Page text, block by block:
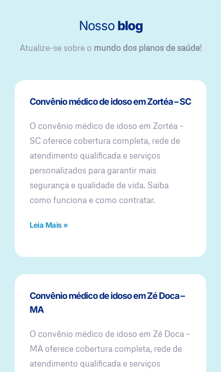
Nosso blog
Atualize-se sobre o mundo dos planos de saúde!
Convênio médico de idoso em Zortéa – SC
O convênio médico de idoso em Zortéa –
SC oferece cobertura completa, rede de
atendimento qualificada e serviços
personalizados para garantir mais
segurança e qualidade de vida. Saiba
como funciona e como contratar.
Leia Mais »
Convênio médico de idoso em Zé Doca –
MA
O convênio médico de idoso em Zé Doca –
MA oferece cobertura completa, rede de
atendimento qualificada e serviços